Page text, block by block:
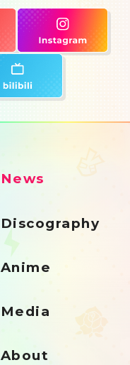
News
Discography
Anime
Media
About